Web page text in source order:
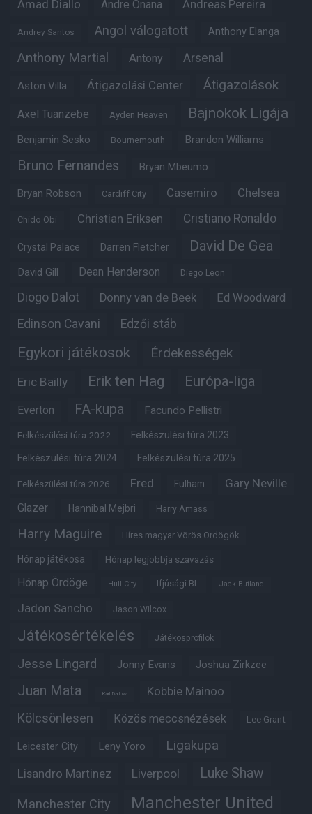
Amad Diallo Andre Onana Andreas Pereira
Andrey Santos Angol válogatott Anthony Elanga
Anthony Martial Antony Arsenal
Aston Villa Átigazolási Center Átigazolások
Axel Tuanzebe Ayden Heaven Bajnokok Ligája
Benjamin Sesko Bournemouth Brandon Williams
Bruno Fernandes Bryan Mbeumo
Bryan Robson Cardiff City Casemiro Chelsea
Chido Obi Christian Eriksen Cristiano Ronaldo
Crystal Palace Darren Fletcher David De Gea
David Gill Dean Henderson Diego Leon
Diogo Dalot Donny van de Beek Ed Woodward
Edinson Cavani Edzői stáb
Egykori játékosok Érdekességek
Eric Bailly Erik ten Hag Európa-liga
Everton FA-kupa Facundo Pellistri
Felkészülési túra 2022 Felkészülési túra 2023
Felkészülési túra 2024 Felkészülési túra 2025
Felkészülési túra 2026 Fred Fulham Gary Neville
Glazer Hannibal Mejbri Harry Amass
Harry Maguire Híres magyar Vörös Ördögök
Hónap játékosa Hónap legjobbja szavazás
Hónap Ördöge Hull City Ifjúsági BL Jack Butland
Jadon Sancho Jason Wilcox
Játékosértékelés Játékosprofilok
Jesse Lingard Jonny Evans Joshua Zirkzee
Juan Mata Karl Darlow Kobbie Mainoo
Kölcsönlesen Közös meccsnézések Lee Grant
Leicester City Leny Yoro Ligakupa
Lisandro Martinez Liverpool Luke Shaw
Manchester City Manchester United